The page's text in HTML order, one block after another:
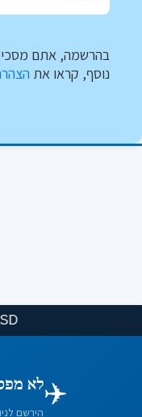
בהרשמה, אתם
נוסף, קראו את
✈️לא
הירשם